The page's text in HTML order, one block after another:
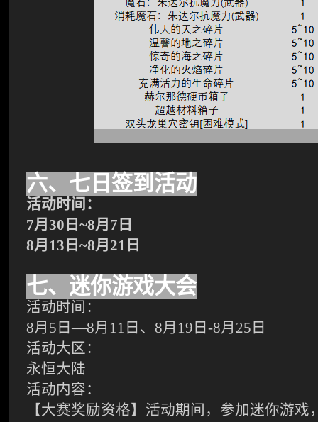
六、七日签到活动
活动时间：
7月 30 日 ~8月 7 日
8月 13 日 ~8月 21 日
七、迷你游戏大会
活动时间：
8月 5 日—8月 11 日、 8月 19 日 -8月 25 日
活动大区：
永恒大陆
活动内容：
【大赛奖励资格】活动期间，参加迷你游戏